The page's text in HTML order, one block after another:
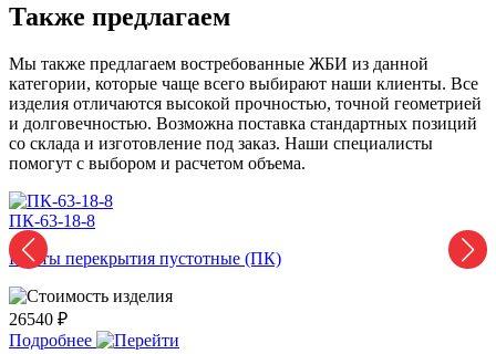
Также предлагаем
Мы также предлагаем востребованные ЖБИ из данной
категории, которые чаще всего выбирают наши клиенты. Все
изделия отличаются высокой прочностью, точной геометрией
и долговечностью. Возможна поставка стандартных позиций
со склада и изготовление под заказ. Наши специалисты
помогут с выбором и расчетом объема.
ПК-63-18-8
Плиты перекрытия пустотные (ПК)
26540 ₽
Подробнее